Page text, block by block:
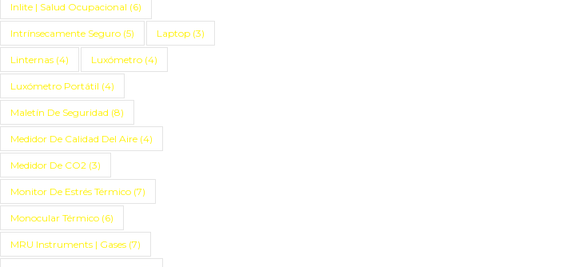
Inlite | Salud Ocupacional (6)
Intrínsecamente Seguro (5) Laptop (3)
Linternas (4) Luxómetro (4)
Luxómetro Portátil (4)
Maletín De Seguridad (8)
Medidor De Calidad Del Aire (4)
Medidor De CO2 (3)
Monitor De Estrés Térmico (7)
Monocular Térmico (6)
MRU Instruments | Gases (7)